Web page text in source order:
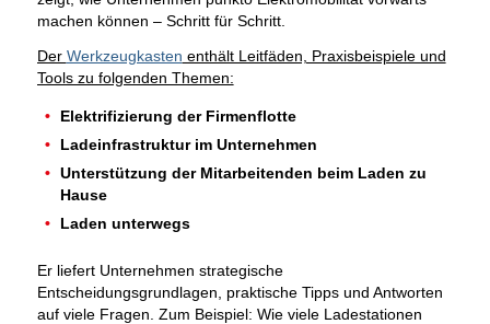
machen können – Schritt für Schritt.
Der Werkzeugkasten enthält Leitfäden, Praxisbeispiele und
Tools zu folgenden Themen:
Elektrifizierung der Firmenflotte
Ladeinfrastruktur im Unternehmen
Unterstützung der Mitarbeitenden beim Laden zu
Hause
Laden unterwegs
Er liefert Unternehmen strategische
Entscheidungsgrundlagen, praktische Tipps und Antworten
auf viele Fragen. Zum Beispiel: Wie viele Ladestationen